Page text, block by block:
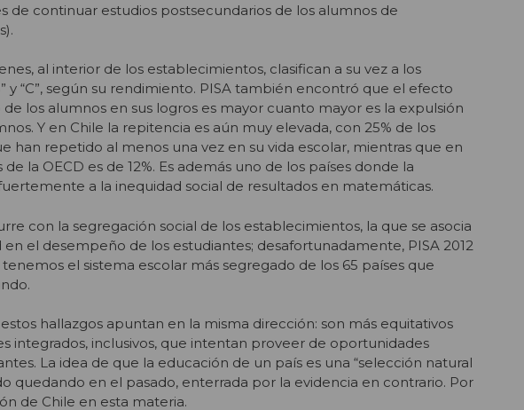
de continuar estudios postsecundarios de los alumnos de
al interior de los establecimientos, clasifican a su vez a los
y “C”, según su rendimiento. PISA también encontró que el efecto
los alumnos en sus logros es mayor cuanto mayor es la expulsión
Y en Chile la repitencia es aún muy elevada, con 25% de los
han repetido al menos una vez en su vida escolar, mientras que en
la OECD es de 12%. Es además uno de los países donde la
a la inequidad social de resultados en matemáticas.
con la segregación social de los establecimientos, la que se asocia
el desempeño de los estudiantes; desafortunadamente, PISA 2012
el sistema escolar más segregado de los 65 países que
hallazgos apuntan en la misma dirección: son más equitativos
integrados, inclusivos, que intentan proveer de oportunidades
La idea de que la educación de un país es una “selección natural
quedando en el pasado, enterrada por la evidencia en contrario. Por
de Chile en esta materia.